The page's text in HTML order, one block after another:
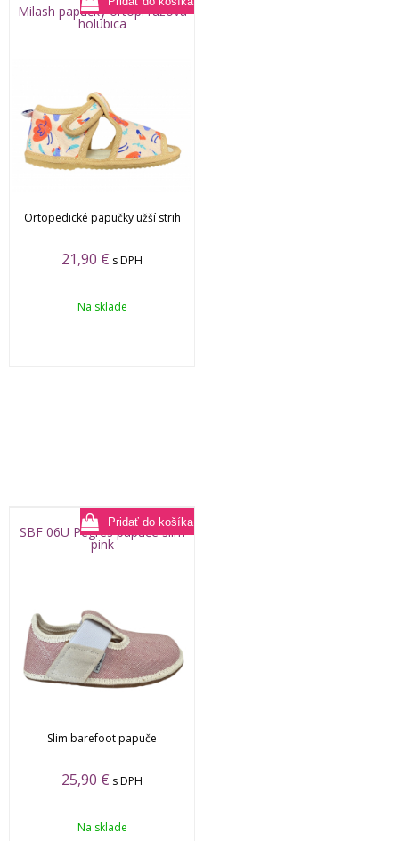
Milash papučky ortop. ružová
holubica
Ortopedické papučky užší strih
21,90 € s DPH
Na sklade
SBF 06U Pegres papuče slim
pink
Slim barefoot papuče
25,90 € s DPH
Na sklade